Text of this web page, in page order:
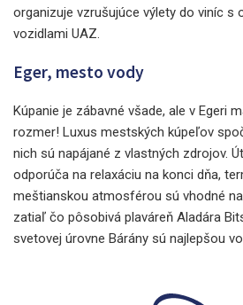
organizuje vzrušujúce výlety do viníc s
vozidlami UAZ.
Eger, mesto vody
Kúpanie je zábavné všade, ale v Egeri
rozmer! Luxus mestských kúpeľov
nich sú napájané z vlastných zdrojov.
odporúča na relaxáciu na konci dňa,
meštianskou atmosférou sú vhodné
zatiaľ čo pôsobivá plaváreň Aladára
svetovej úrovne Bárány sú najlepšou